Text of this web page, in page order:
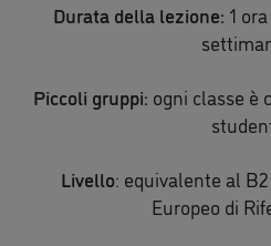
Durata della lezione: 1
Piccoli gruppi: ogni classe è
Livello: equivalente al
Europeo di